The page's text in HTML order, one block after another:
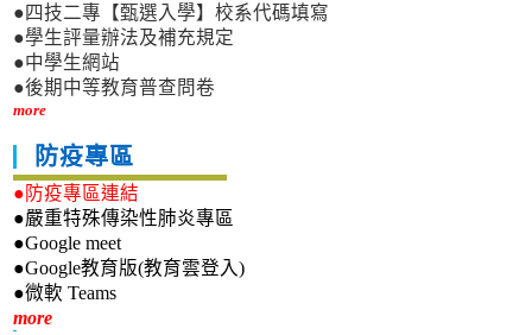
●四技二專【甄選入學】校系代碼填寫
●學生評量辦法及補充規定
●中學生網站
●後期中等教育普查問卷
more
防疫專區
●防疫專區連結
●嚴重特殊傳染性肺炎專區
●Google meet
●Google教育版(教育雲登入)
●微軟 Teams
more新生專區